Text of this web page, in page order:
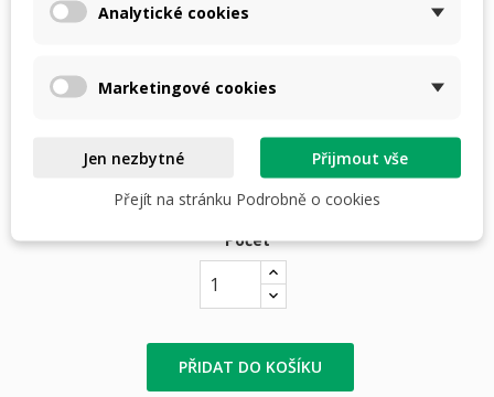
7mm/ .270 7,62mm/ .308/ .30-06 8mm/ .32
Počet
PŘIDAT DO KOŠÍKU
Analytické cookies
Marketingové cookies
Jen nezbytné
Přijmout vše
Přejít na stránku Podrobně o cookies